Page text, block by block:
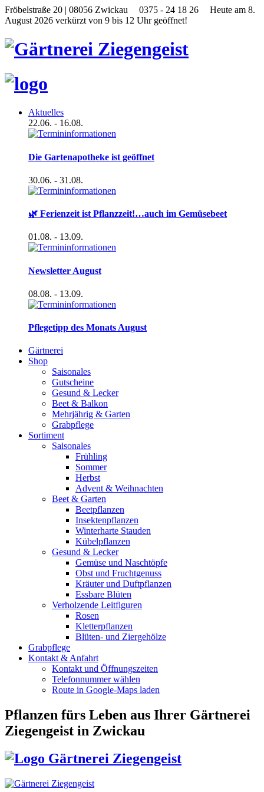
Fröbelstraße 20 | 08056 Zwickau 0375 - 24 18 26
Heute am 8.
August 2026 verkürzt von 9 bis 12 Uhr geöffnet!
Aktuelles
22.06. - 16.08.
Die Gartenapotheke ist geöffnet
30.06. - 31.08.
🌿 Ferienzeit ist Pflanzzeit!…auch im Gemüsebeet
01.08. - 13.09.
Newsletter August
08.08. - 13.09.
Pflegetipp des Monats August
Gärtnerei
Shop
Saisonales
Gutscheine
Gesund & Lecker
Beet & Balkon
Mehrjährig & Garten
Grabpflege
Sortiment
Saisonales
Frühling
Sommer
Herbst
Advent & Weihnachten
Beet & Garten
Beetpflanzen
Insektenpflanzen
Winterharte Stauden
Kübelpflanzen
Gesund & Lecker
Gemüse und Naschtöpfe
Obst und Fruchtgenuss
Kräuter und Duftpflanzen
Essbare Blüten
Verholzende Leitfiguren
Rosen
Kletterpflanzen
Blüten- und Ziergehölze
Grabpflege
Kontakt & Anfahrt
Kontakt und Öffnungszeiten
Telefonnummer wählen
Route in Google-Maps laden
Pflanzen fürs Leben aus Ihrer Gärtnerei
Ziegengeist in Zwickau